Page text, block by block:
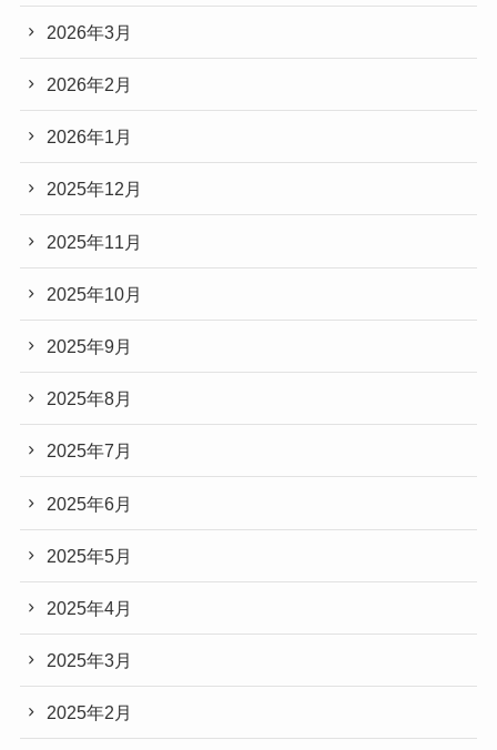
2026年3月
2026年2月
2026年1月
2025年12月
2025年11月
2025年10月
2025年9月
2025年8月
2025年7月
2025年6月
2025年5月
2025年4月
2025年3月
2025年2月